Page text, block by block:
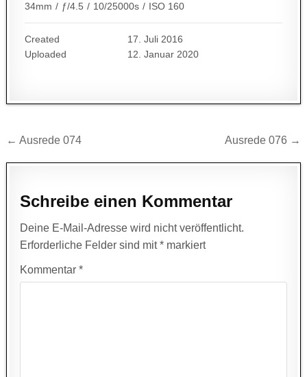
34mm / ƒ/4.5 / 10/25000s / ISO 160
Created
17. Juli 2016
Uploaded
12. Januar 2020
Beitragsnavigation
← Ausrede 074 Ausrede 076 →
Schreibe einen Kommentar
Deine E-Mail-Adresse wird nicht veröffentlicht.
Erforderliche Felder sind mit* markiert
Kommentar*